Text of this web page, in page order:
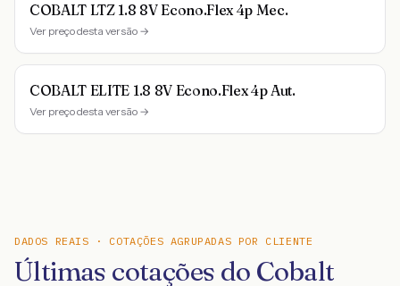
COBALT LTZ 1.8 8V Econo.Flex 4p Mec.
Ver preço desta versão →
COBALT ELITE 1.8 8V Econo.Flex 4p Aut.
Ver preço desta versão →
DADOS REAIS · COTAÇÕES AGRUPADAS POR CLIENTE
Últimas cotações do Cobalt